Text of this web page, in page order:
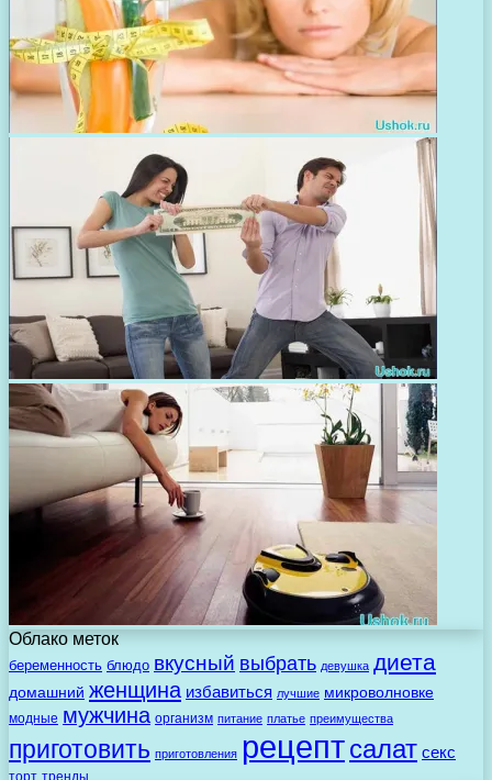
Облако меток
беременность блюдо вкусный выбрать девушка диета
домашний женщина избавиться лучшие микроволновке
модные мужчина организм питание платье преимущества
приготовить приготовления рецептсалат секс
торт тренды